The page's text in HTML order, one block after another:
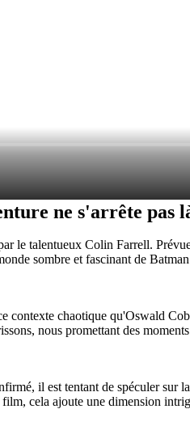
ne s'arrête pas
le talentueux Colin Farrell.
sombre et fascinant de
contexte chaotique qu'Oswald
nous promettant des
il est tentant de spéculer sur
cela ajoute une dimension